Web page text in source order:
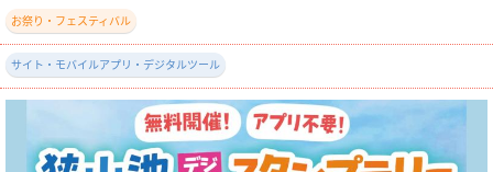
お祭り・フェスティバル
サイト・モバイルアプリ・デジタルツール